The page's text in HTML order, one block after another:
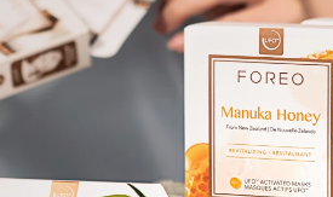
FAQ™ Pure Beauty-Tech Elixir
issa™ Teeth Whitening Set
Français
Italiano
Polski
Svenska
简体中文